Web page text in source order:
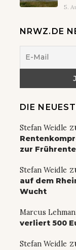
5.
NRWZ.DE
DIE
Stefan Weidle
zur Frührente
Stefan Weidle
auf dem
Wucht
Marcus
verliert 500
Stefan Weidle